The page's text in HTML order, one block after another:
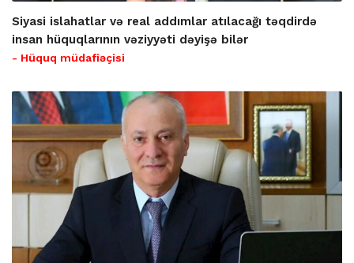
Siyasi islahatlar və real addımlar atılacağı təqdirdə
insan hüquqlarının vəziyyəti dəyişə bilər
- Hüquq müdafiəçisi